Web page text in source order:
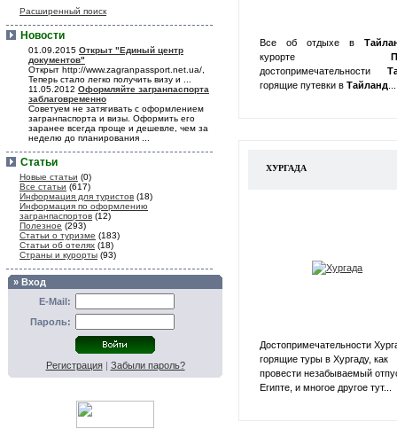
Расширенный поиск
Новости
01.09.2015 Открыт "Единый центр
документов"
Открыт http://www.zagranpassport.net.ua/,
Теперь стало легко получить визу и ...
11.05.2012 Оформляйте загранпаспорта
заблаговременно
Советуем не затягивать с оформлением
загранпаспорта и визы. Оформить его
заранее всегда проще и дешевле, чем за
неделю до планирования ...
Статьи
Новые статьи (0)
Все статьи (617)
Информация для туристов (18)
Информация по оформлению
загранпаспортов (12)
Полезное (293)
Статьи о туризме (183)
Статьи об отелях (18)
Страны и курорты (93)
» Вход
E-Mail:
Пароль:
Регистрация| Забыли пароль?
Все об отдыхе в
курорте
достопримечательности
горящие путевки в Тайланд
ХУРГАДА
Достопримечательности
горящие туры в Хургаду, как
провести незабываемый
Египте, и многое другое тут...